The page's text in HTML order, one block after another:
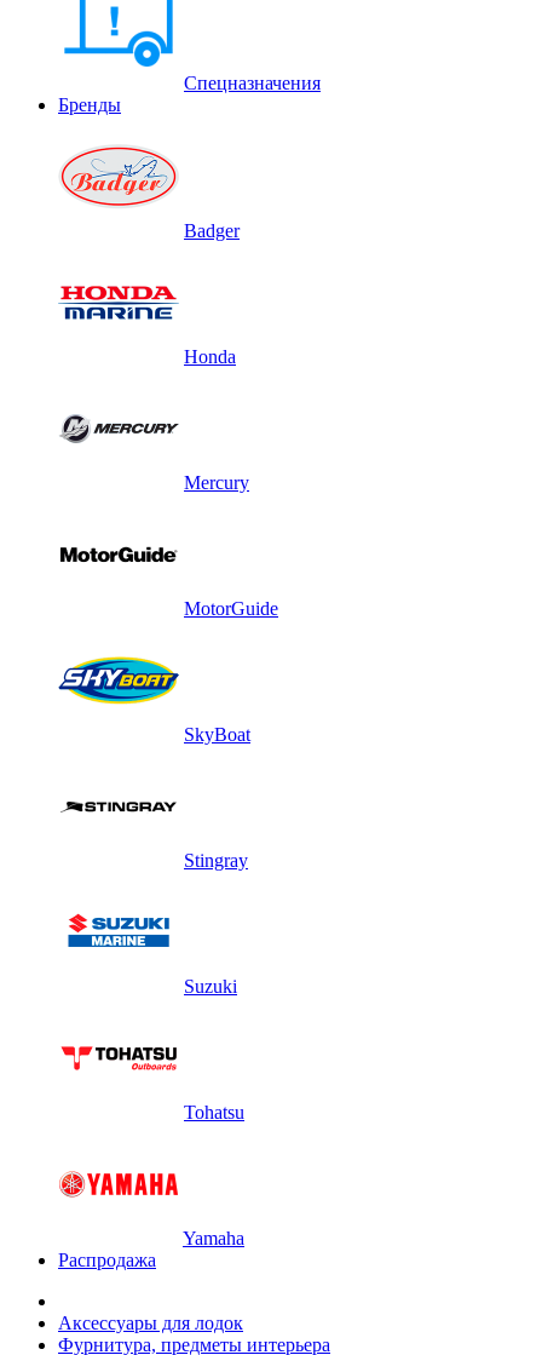
Спецназначения
Бренды
Badger
Honda
Mercury
MotorGuide
SkyBoat
Stingray
Suzuki
Tohatsu
Yamaha
Распродажа
Аксессуары для лодок
Фурнитура, предметы интерьера